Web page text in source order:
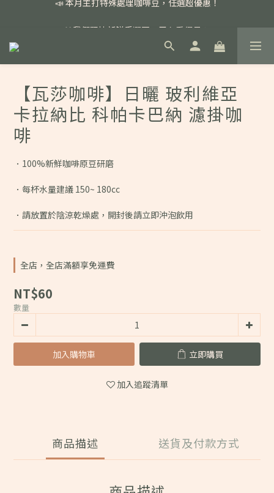
🏅我們堅持新鮮手選豆，用心看得見！
📣 📣 新加入會員即享百元購物金，消費滿額再享免運費！
【瓦莎咖啡】日曬 玻利維亞
卡拉納比 科帕卡巴納 濾掛咖
啡
．100%新鮮咖啡原豆研磨
．每杯水量建議 150~ 180cc
．請放置於陰涼乾燥處，開封後請立即沖泡飲用
全店，全店滿額享免運費
NT$60
數量
加入購物車 立即購買
加入追蹤清單
商品描述 送貨及付款方式